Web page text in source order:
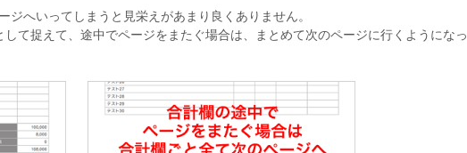
へいってしまうと見栄えがあまり良くありません。
て捉えて、途中でページをまたぐ場合は、まとめて次のページに行くようになっ